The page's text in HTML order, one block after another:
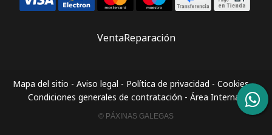
VentaReparación
Mapa del sitio - Aviso legal - Política de privacidad - Cookies-
Condiciones generales de contratación - Área Interna
© PÁXINAS GALEGAS